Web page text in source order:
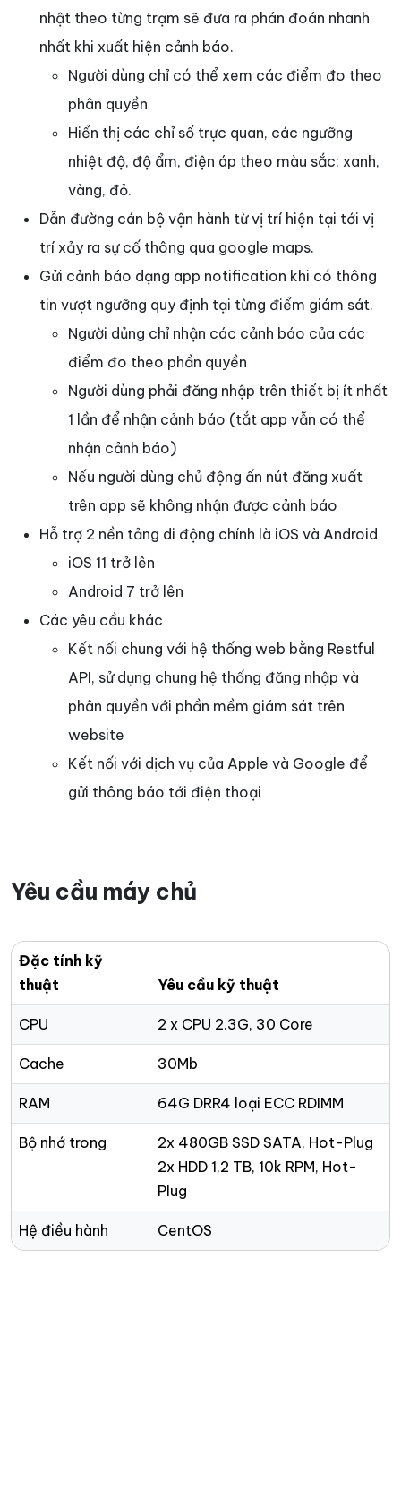
nhật theo từng trạm sẽ đưa ra phán đoán nhanh
nhất khi xuất hiện cảnh báo.
Người dùng chỉ có thể xem các điểm đo theo
phân quyền
Hiển thị các chỉ số trực quan, các ngưỡng
nhiệt độ, độ ẩm, điện áp theo màu sắc: xanh,
vàng, đỏ.
Dẫn đường cán bộ vận hành từ vị trí hiện tại tới vị
trí xảy ra sự cố thông qua google maps.
Gửi cảnh báo dạng app notification khi có thông
tin vượt ngưỡng quy định tại từng điểm giám sát.
Người dủng chỉ nhận các cảnh báo của các
điểm đo theo phần quyền
Người dùng phải đăng nhập trên thiết bị ít nhất
1 lần để nhận cảnh báo (tắt app vẫn có thể
nhận cảnh báo)
Nếu người dùng chủ động ấn nút đăng xuất
trên app sẽ không nhận được cảnh báo
Hỗ trợ 2 nền tảng di động chính là iOS và Android
iOS 11 trở lên
Android 7 trở lên
Các yêu cầu khác
Kết nối chung với hệ thống web bằng Restful
API, sử dụng chung hệ thống đăng nhập và
phân quyền với phần mềm giám sát trên
website
Kết nối với dịch vụ của Apple và Google để
gửi thông báo tới điện thoại
Yêu cầu máy chủ
Đặc tính kỹ
thuật
Yêu cầu kỹ thuật
CPU 2 x CPU 2.3G, 30 Core
Cache 30Mb
RAM 64G DRR4 loại ECC RDIMM
Bộ nhớ trong
2x 480GB SSD SATA, Hot-Plug
2x HDD 1,2 TB, 10k RPM, Hot-
Plug
Hệ điều hành CentOS